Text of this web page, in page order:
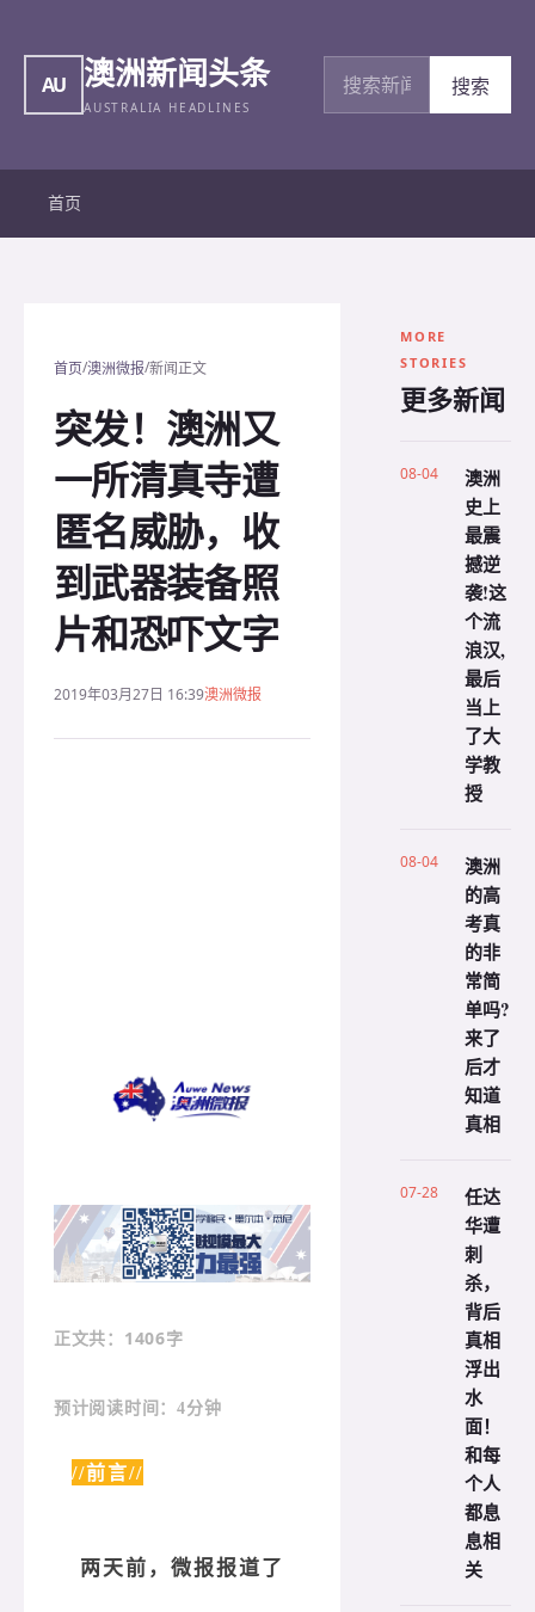
AU 澳洲新闻头条
AUSTRALIA HEADLINES
搜索新闻
搜索
首页
首页/澳洲微报/新闻正文
突发！澳洲又
一所清真寺遭
匿名威胁，收
到武器装备照
片和恐吓文字
2019年03月27日 16:39澳洲微报
正文共 ：1406字
预计阅读时间：4分钟
//前言//
两天前，微报报道了
MORE
STORIES
更多新闻
08-04
澳洲
史上
最震
撼逆
袭!这
个流
浪汉,
最后
当上
了大
学教
授
08-04
澳洲
的高
考真
的非
常简
单吗?
来了
后才
知道
真相
07-28
任达
华遭
刺
杀，
背后
真相
浮出
水
面！
和每
个人
都息
息相
关